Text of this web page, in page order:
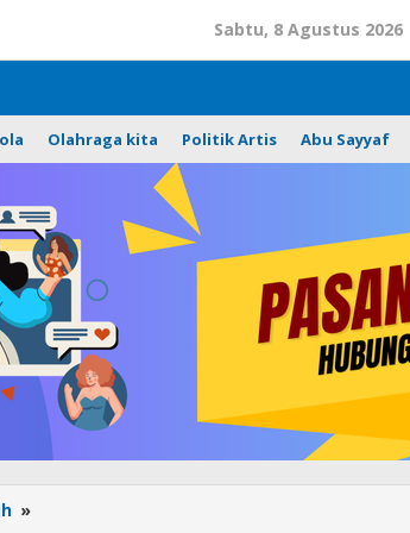
Sabtu, 8 Agustus 2026
Olahraga kita Politik Artis Abu Sayyaf
»